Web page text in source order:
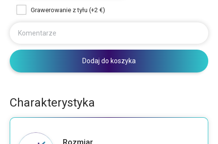
Grawerowanie z tyłu (+2 €)
Komentarze
Dodaj do koszyka
Charakterystyka